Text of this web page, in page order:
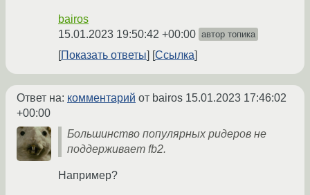
bairos
15.01.2023 19:50:42 +00:00 автор топика
Показать ответы Ссылка
Ответ на: комментарий от bairos 15.01.2023 17:46:02
+00:00
Большинство популярных ридеров не
поддерживает fb2.
Например?